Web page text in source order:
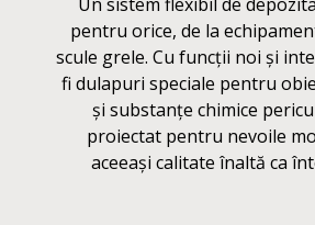
pentru orice, de la
scule grele. Cu funcții noi și
fi dulapuri speciale pentru
și substanțe chimice
proiectat pentru nevoile
aceeași calitate înaltă ca